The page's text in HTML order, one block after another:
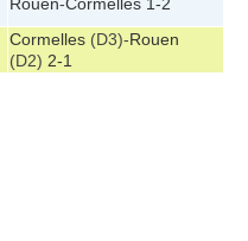
Cormelles (D3)-Rouen
(D2) 2-1